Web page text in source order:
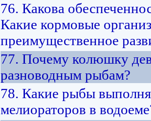
76. Какова
Какие кормовые
преимущественное
77. Почему колюшку
разноводным рыбам?
78. Какие рыбы
мелиораторов в